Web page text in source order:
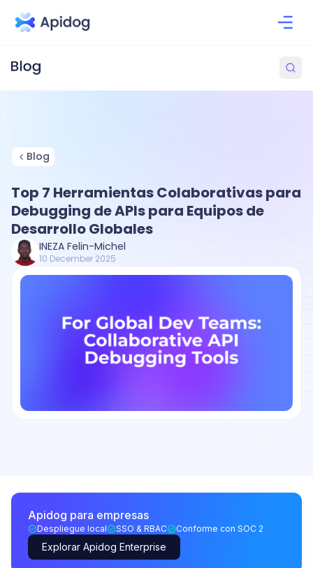
Blog
Top 7 Herramientas Colaborativas para
Debugging de APIs para Equipos de
Desarrollo Globales
INEZA Felin-Michel
10 December 2025
Apidog para empresas
Despliegue local SSO & RBAC Conforme con SOC 2
Explorar Apidog Enterprise